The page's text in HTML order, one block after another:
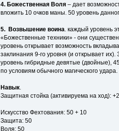
4. Божественная Воля – дает
вложить 10 очков маны. 50 уровень
5. Возвышение воина. каждый уровень
«Божественные техники» - они
уровень открывает возможность
заклинания 9-го уровня (и открывает
уровень гибридные девятые (двойные),
по условиям обычного магического удара.
Навык.
Защитная стойка (активируема на ход):
Искусство Фехтования: 50 + 10
Защита: 50
Воля: 50